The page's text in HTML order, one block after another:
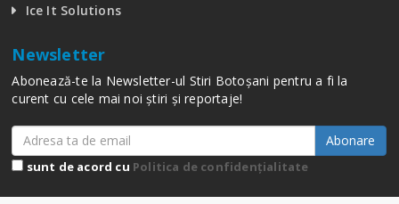
Ice It Solutions
Newsletter
Abonează-te la Newsletter-ul Stiri Botoșani pentru a fi la
curent cu cele mai noi știri și reportaje!
Abonare
sunt de acord cu Politica de confidențialitate